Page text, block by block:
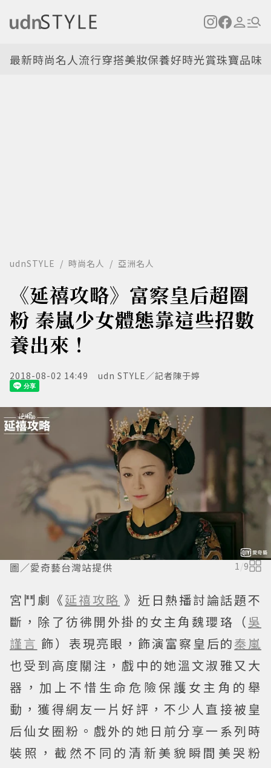
最新時尚名人流行穿搭美妝保養好時光賞珠寶品味
udnSTYLE 時尚名人 亞洲名人
《延禧攻略》富察皇后超圈
粉 秦嵐少女體態靠這些招數
養出來！
2018-08-02 14:49 udn STYLE／記者陳于婷
圖／愛奇藝台灣站提供 1 /9
宮鬥劇《延禧攻略 》近日熱播討論話題不
斷，除了彷彿開外掛的女主角魏瓔珞（吳
謹言 飾）表現亮眼，飾演富察皇后的秦嵐
也受到高度關注，戲中的她溫文淑雅又大
器，加上不惜生命危險保護女主角的舉
動，獲得網友一片好評，不少人直接被皇
后仙女圈粉。戲外的她日前分享一系列時
裝照，截然不同的清新美貌瞬間美哭粉